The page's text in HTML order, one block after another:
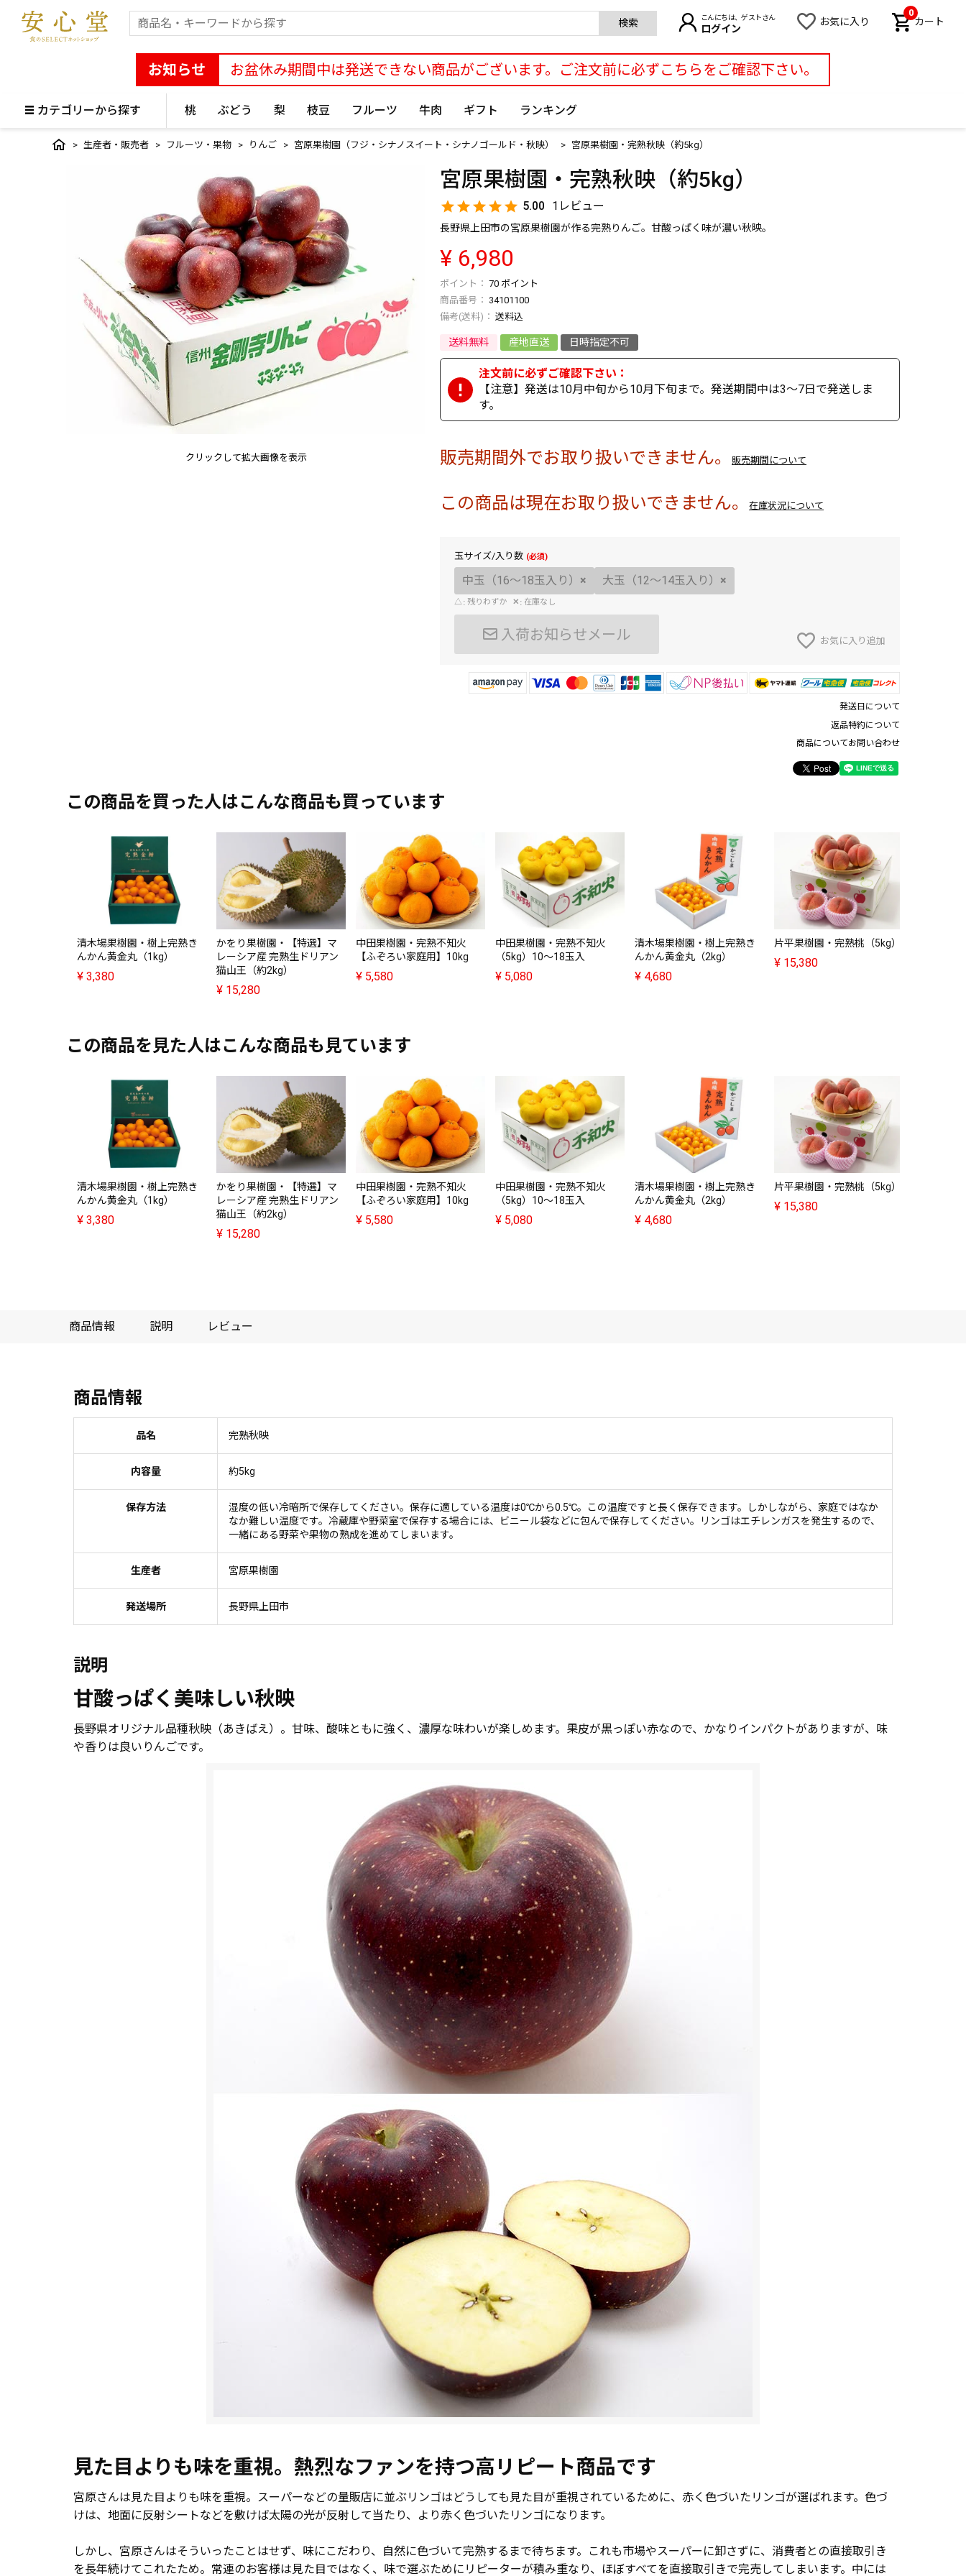
検索 こんにちは、ゲストさん
ログイン
お気に入り カート
0
お知らせ お盆休み期間中は発送できない商品がございます。ご注文前に必ずこちらをご確認下さい。
カテゴリーから探す 桃 ぶどう 梨 枝豆 フルーツ 牛肉 ギフト ランキング
生産者・販売者 フルーツ・果物 りんご 宮原果樹園（フジ・シナノスイート・シナノゴールド・秋映） 宮原果樹園・完熟秋映（約5kg）
クリックして拡大画像を表示
宮原果樹園・完熟秋映（約5kg）
5.00 1
長野県上田市の宮原果樹園が作る完熟りんご。甘酸っぱく味が濃い秋映。
¥ 6,980
70 ポイント
商品番号
34101100
送料込
送料無料 産地直送 日時指定不可
【注意】発送は10月中旬から10月下旬まで。発送期間中は3～7日で発送しま
す。
販売期間外でお取り扱いできません。 販売期間について
この商品は現在お取り扱いできません。 在庫状況について
玉サイズ/入り数
中玉（16～18玉入り） × 大玉（12～14玉入り） ×
△ 残りわずか ✕ 在庫なし
お気に入り追加
発送日について
返品特約について
商品についてお問い合わせ
この商品を買った人はこんな商品も買っています
清木場果樹園・樹上完熟き
んかん黄金丸（1kg）
¥ 3,380
かをり果樹園・【特選】マ
レーシア産 完熟生ドリアン
猫山王（約2kg）
¥ 15,280
中田果樹園・完熟不知火
【ふぞろい家庭用】10kg
¥ 5,580
中田果樹園・完熟不知火
（5kg）10～18玉入
¥ 5,080
清木場果樹園・樹上完熟き
んかん黄金丸（2kg）
¥ 4,680
片平果樹園・完熟桃（5kg）
¥ 15,380
この商品を見た人はこんな商品も見ています
清木場果樹園・樹上完熟き
んかん黄金丸（1kg）
¥ 3,380
かをり果樹園・【特選】マ
レーシア産 完熟生ドリアン
猫山王（約2kg）
¥ 15,280
中田果樹園・完熟不知火
【ふぞろい家庭用】10kg
¥ 5,580
中田果樹園・完熟不知火
（5kg）10～18玉入
¥ 5,080
清木場果樹園・樹上完熟き
んかん黄金丸（2kg）
¥ 4,680
片平果樹園・完熟桃（5kg）
¥ 15,380
商品情報 説明 レビュー
商品情報
品名 完熟秋映
内容量 約5kg
保存方法
湿度の低い冷暗所で保存してください。保存に適している温度は0℃から0.5℃。この温度ですと長く保存できます。しかしながら、家庭ではなか
なか難しい温度です。冷蔵庫や野菜室で保存する場合には、ビニール袋などに包んで保存してください。リンゴはエチレンガスを発生するので、
一緒にある野菜や果物の熟成を進めてしまいます。
生産者 宮原果樹園
発送場所 長野県上田市
説明
甘酸っぱく美味しい秋映
長野県オリジナル品種秋映（あきばえ）。甘味、酸味ともに強く、濃厚な味わいが楽しめます。果皮が黒っぽい赤なので、かなりインパクトがありますが、味
や香りは良いりんごです。
見た目よりも味を重視。熱烈なファンを持つ高リピート商品です
宮原さんは見た目よりも味を重視。スーパーなどの量販店に並ぶリンゴはどうしても見た目が重視されているために、赤く色づいたリンゴが選ばれます。色づ
けは、地面に反射シートなどを敷けば太陽の光が反射して当たり、より赤く色づいたリンゴになります。
しかし、宮原さんはそういったことはせず、味にこだわり、自然に色づいて完熟するまで待ちます。これも市場やスーパーに卸さずに、消費者との直接取引き
を長年続けてこれたため。常連のお客様は見た目ではなく、味で選ぶためにリピーターが積み重なり、ほぼすべてを直接取引きで完売してしまいます。中には